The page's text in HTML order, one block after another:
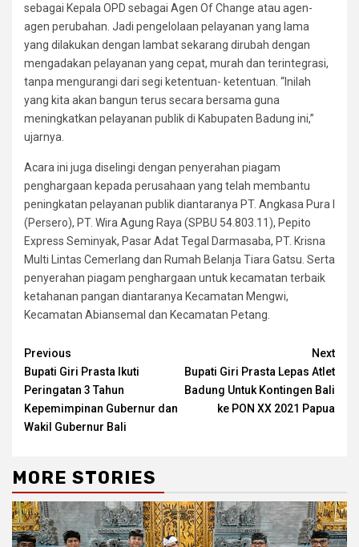
sebagai Kepala OPD sebagai Agen Of Change atau agen-
agen perubahan. Jadi pengelolaan pelayanan yang lama
yang dilakukan dengan lambat sekarang dirubah dengan
mengadakan pelayanan yang cepat, murah dan terintegrasi,
tanpa mengurangi dari segi ketentuan- ketentuan. “Inilah
yang kita akan bangun terus secara bersama guna
meningkatkan pelayanan publik di Kabupaten Badung ini,”
ujarnya.
Acara ini juga diselingi dengan penyerahan piagam
penghargaan kepada perusahaan yang telah membantu
peningkatan pelayanan publik diantaranya PT. Angkasa Pura I
(Persero), PT. Wira Agung Raya (SPBU 54.803.11), Pepito
Express Seminyak, Pasar Adat Tegal Darmasaba, PT. Krisna
Multi Lintas Cemerlang dan Rumah Belanja Tiara Gatsu. Serta
penyerahan piagam penghargaan untuk kecamatan terbaik
ketahanan pangan diantaranya Kecamatan Mengwi,
Kecamatan Abiansemal dan Kecamatan Petang.
Continue
Reading
Previous
Bupati Giri Prasta Ikuti
Peringatan 3 Tahun
Kepemimpinan Gubernur dan
Wakil Gubernur Bali
Next
Bupati Giri Prasta Lepas Atlet
Badung Untuk Kontingen Bali
ke PON XX 2021 Papua
MORE STORIES